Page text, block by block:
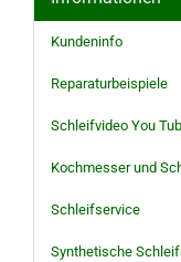
Kundeninfo
Reparaturbeispiele
Schleifvideo You
Kochmesser und
Schleifservice
Synthetische